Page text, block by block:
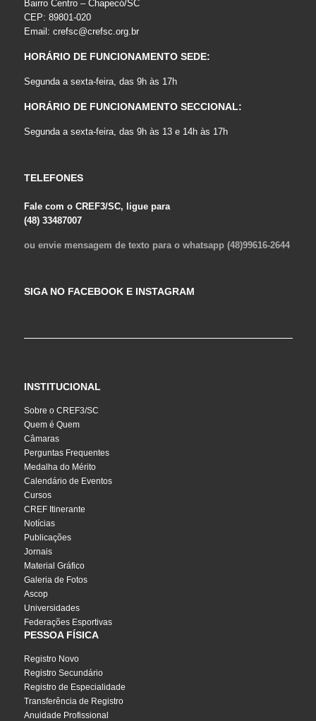
Bairro Centro – Chapecó/SC
CEP: 89801-020
Email: crefsc@crefsc.org.br
HORÁRIO DE FUNCIONAMENTO SEDE:
Segunda a sexta-feira, das 9h às 17h
HORÁRIO DE FUNCIONAMENTO SECCIONAL:
Segunda a sexta-feira, das 9h às 13 e 14h às 17h
TELEFONES
Fale com o CREF3/SC, ligue para
(48) 33487007
ou envie mensagem de texto para o whatsapp (48)99616-2644
SIGA NO FACEBOOK E INSTAGRAM
INSTITUCIONAL
Sobre o CREF3/SC
Quem é Quem
Câmaras
Perguntas Frequentes
Medalha do Mérito
Calendário de Eventos
Cursos
CREF Itinerante
Notícias
Publicações
Jornais
Material Gráfico
Galeria de Fotos
Ascop
Universidades
Federações Esportivas
PESSOA FÍSICA
Registro Novo
Registro Secundário
Registro de Especialidade
Transferência de Registro
Anuidade Profissional